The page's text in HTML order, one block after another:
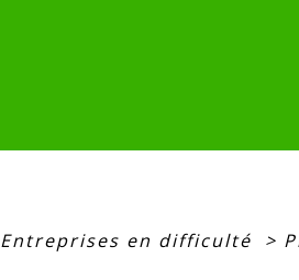
Entreprises en difficulté >